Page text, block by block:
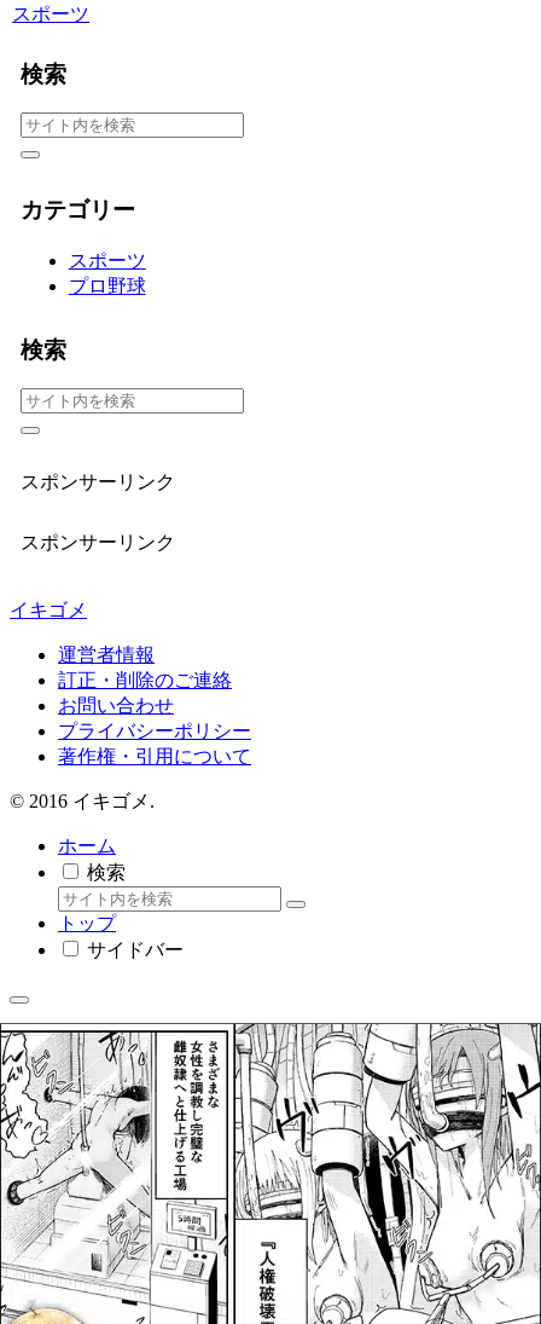
スポーツ
検索
カテゴリー
スポーツ
プロ野球
検索
スポンサーリンク
スポンサーリンク
イキゴメ
運営者情報
訂正・削除のご連絡
お問い合わせ
プライバシーポリシー
著作権・引用について
© 2016 イキゴメ.
ホーム
検索
トップ
サイドバー